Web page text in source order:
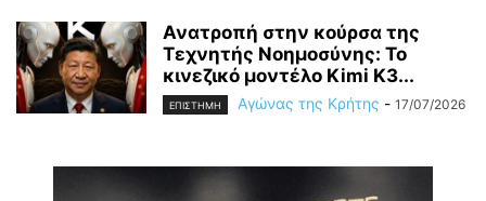
Ανατροπή στην κούρσα της
Τεχνητής Νοημοσύνης: Το
κινεζικό μοντέλο Kimi K3...
ΕΠΙΣΤΗΜΗ Αγώνας της Κρήτης - 17/07/2026